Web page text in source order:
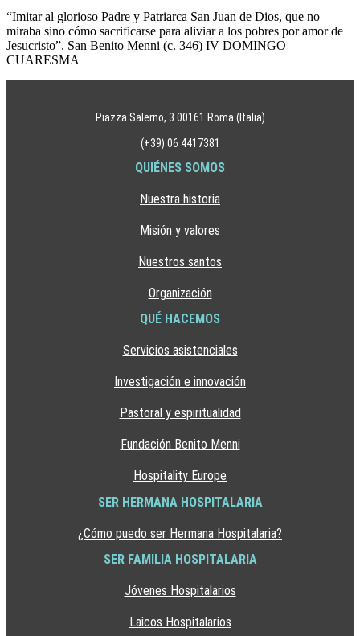
“Imitar al glorioso Padre y Patriarca San Juan de Dios, que no
miraba sino cómo sacrificarse para aliviar a los pobres por amor de
Jesucristo”. San Benito Menni (c. 346) IV DOMINGO
CUARESMA
Piazza Salerno, 3 00161 Roma (Italia)
(+39) 06 4417381
QUIÉNES SOMOS
Nuestra historia
Misión y valores
Nuestros santos
Organización
QUÉ HACEMOS
Servicios asistenciales
Investigación e innovación
Pastoral y espiritualidad
Fundación Benito Menni
Hospitality Europe
SER HERMANA HOSPITALARIA
¿Cómo puedo ser Hermana Hospitalaria?
SER FAMILIA HOSPITALARIA
Jóvenes Hospitalarios
Laicos Hospitalarios